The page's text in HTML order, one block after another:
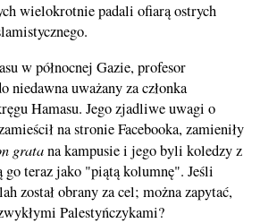
wielokrotnie padali ofiarą ostrych
w północnej Gazie, profesor
niedawna uważany za członka
Hamasu. Jego zjadliwe uwagi o
na stronie Facebooka, zamieniły
gratana kampusie i jego byli koledzy z
go teraz jako "piątą kolumnę". Jeśli
został obrany za cel; można zapytać,
Palestyńczykami?